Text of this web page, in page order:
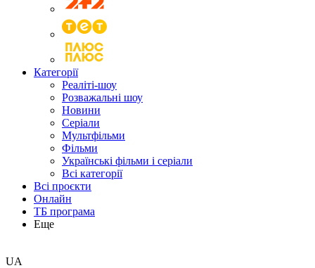
Категорії
Реаліті-шоу
Розважальні шоу
Новини
Серіали
Мультфільми
Фільми
Українські фільми і серіали
Всі категорії
Всі проєкти
Онлайн
ТБ програма
Еще
UA